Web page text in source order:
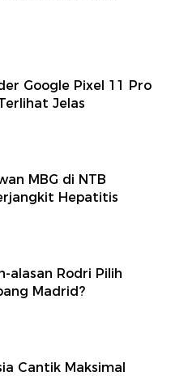
Google Pixel 11 Pro
Jelas
MBG di NTB
Hepatitis
alasan Rodri Pilih
Madrid?
Cantik Maksimal